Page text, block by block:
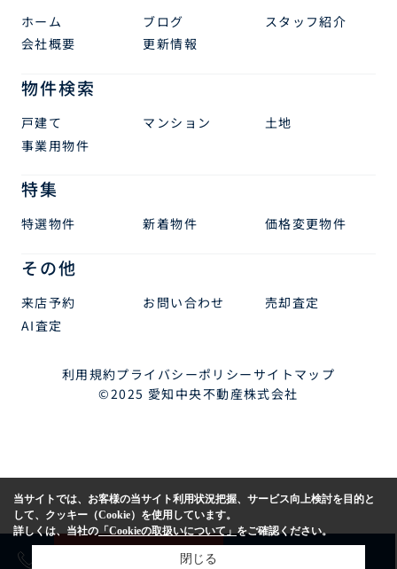
ホーム ブログ
スタッフ紹介
会社概要
更新情報
物件検索
戸建て マンション
土地
事業用物件
特集
特選物件 新着物件 価格変更物件
その他
来店予約 お問い合わせ
売却査定
AI査定
利用規約プライバシーポリシーサイトマップ
©2025 愛知中央不動産株式会社
当サイトでは、お客様の当サイト利用状況把握、サービス向上検討を目的と
して、クッキー（Cookie）を使用しています。
詳しくは、当社の「Cookieの取扱いについて」をご確認ください。
閉じる